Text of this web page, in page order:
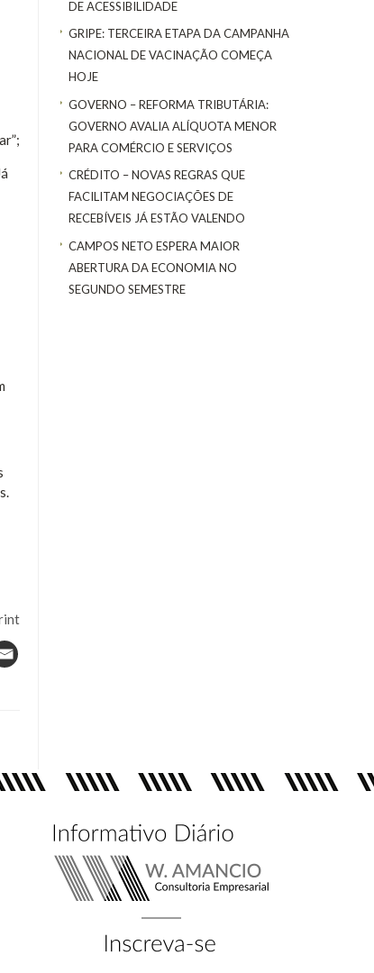
DE ACESSIBILIDADE
GRIPE: TERCEIRA ETAPA DA CAMPANHA
NACIONAL DE VACINAÇÃO COMEÇA
HOJE
GOVERNO – REFORMA TRIBUTÁRIA:
GOVERNO AVALIA ALÍQUOTA MENOR
PARA COMÉRCIO E SERVIÇOS
CRÉDITO – NOVAS REGRAS QUE
FACILITAM NEGOCIAÇÕES DE
RECEBÍVEIS JÁ ESTÃO VALENDO
CAMPOS NETO ESPERA MAIOR
ABERTURA DA ECONOMIA NO
SEGUNDO SEMESTRE